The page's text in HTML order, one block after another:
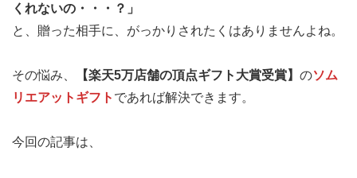
くれないの・・・？」
と、贈った相手に、がっかりされたくはありませんよね。
その悩み、 【楽天5万店舗の頂点ギフト大賞受賞】 のソム
リエアットギフト であれば解決できます。
今回の記事は、